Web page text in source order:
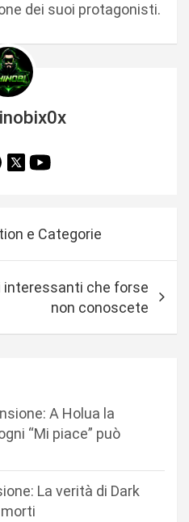
dei suoi protagonisti.
e Categorie
interessanti che forse
non conoscete
A Holua la
“Mi piace” può
La verità di Dark